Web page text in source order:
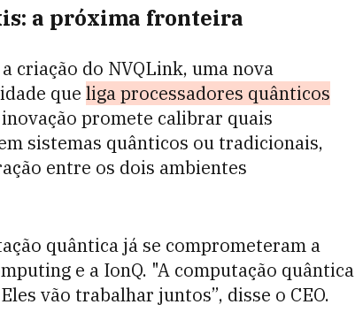
a próxima fronteira
criação do NVQLink, uma nova
que liga processadores quânticos
inovação promete calibrar quais
sistemas quânticos ou tradicionais,
entre os dois ambientes
quântica já se comprometeram a
e a IonQ. "A computação quântica
vão trabalhar juntos”, disse o CEO.